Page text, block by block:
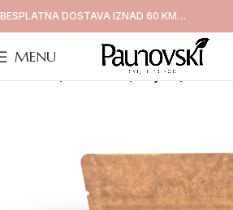
BESPLATNA DOSTAVA IZNAD 60 KM…
MENU
/Čajevi